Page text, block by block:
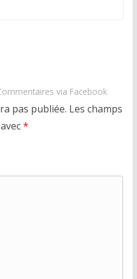
via Facebook
pas publiée. Les champs
*